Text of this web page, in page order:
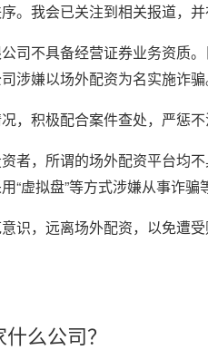
。我会已关注到相关报道，并
司不具备经营证券业务资质
涉嫌以场外配资为名实施诈骗
，积极配合案件查处，严惩不
者，所谓的场外配资平台均
“虚拟盘”等方式涉嫌从事诈骗
识，远离场外配资，以免遭
么公司？